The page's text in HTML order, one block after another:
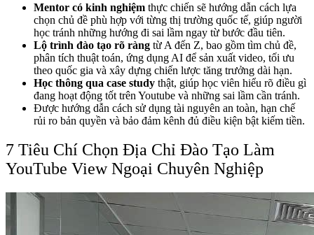
Mentor có kinh nghiệm thực chiến sẽ hướng dẫn cách lựa
chọn chủ đề phù hợp với từng thị trường quốc tế, giúp người
học tránh những hướng đi sai lầm ngay từ bước đầu tiên.
Lộ trình đào tạo rõ ràng từ A đến Z, bao gồm tìm chủ đề,
phân tích thuật toán, ứng dụng AI để sản xuất video, tối ưu
theo quốc gia và xây dựng chiến lược tăng trưởng dài hạn.
Học thông qua case study thật, giúp học viên hiểu rõ điều gì
đang hoạt động tốt trên Youtube và những sai lầm cần tránh.
Được hướng dẫn cách sử dụng tài nguyên an toàn, hạn chế
rủi ro bản quyền và bảo đảm kênh đủ điều kiện bật kiếm tiền.
7 Tiêu Chí Chọn Địa Chỉ Đào Tạo Làm
YouTube View Ngoại Chuyên Nghiệp